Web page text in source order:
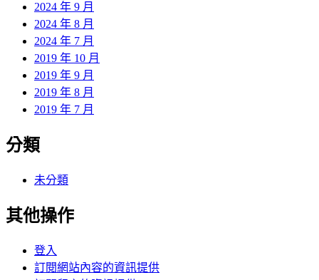
2024 年 9 月
2024 年 8 月
2024 年 7 月
2019 年 10 月
2019 年 9 月
2019 年 8 月
2019 年 7 月
分類
未分類
其他操作
登入
訂閱網站內容的資訊提供